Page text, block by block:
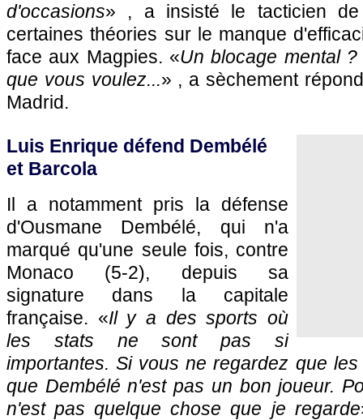
d'occasions» , a insisté le tacticien
certaines théories sur le manque
face aux Magpies. «Un blocage mental
que vous voulez...» , a sèchement
Madrid.
Luis Enrique défend Dembélé
et Barcola
Il a notamment pris la défense
d'Ousmane Dembélé, qui n'a
marqué qu'une seule fois, contre
Monaco (5-2), depuis sa
signature dans la capitale
française. «Il y a des sports où
les stats ne sont pas si
importantes. Si vous ne regardez que
que Dembélé n'est pas un bon joueur.
n'est pas quelque chose que je regarde